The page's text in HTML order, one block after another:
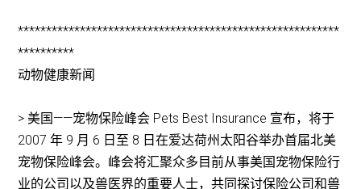
*********************************************************
**********
动物健康新闻
> 美国——宠物保险峰会 Pets Best Insurance 宣布，将于
2007 年 9 月 6 日至 8 日在爱达荷州太阳谷举办首届北美
宠物保险峰会。峰会将汇聚众多目前从事美国宠物保险行
业的公司以及兽医界的重要人士，共同探讨保险公司和兽